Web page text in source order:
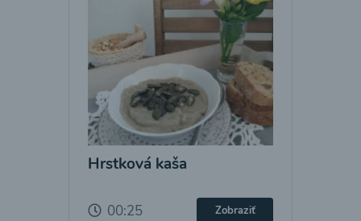
Hrstková kaša
00:25 Zobraziť